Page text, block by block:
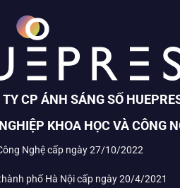
TY CP ÁNH SÁNG SỐ
KHOA HỌC VÀ CÔNG
Nghệ cấp ngày 27/10/2022
phố Hà Nội cấp ngày 20/4/2021